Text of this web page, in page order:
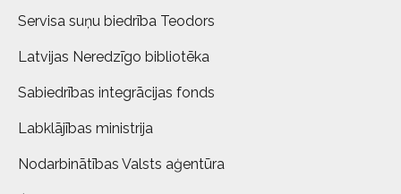
Servisa suņu biedrība Teodors
Latvijas Neredzīgo bibliotēka
Sabiedrības integrācijas fonds
Labklājības ministrija
Nodarbinātības Valsts aģentūra